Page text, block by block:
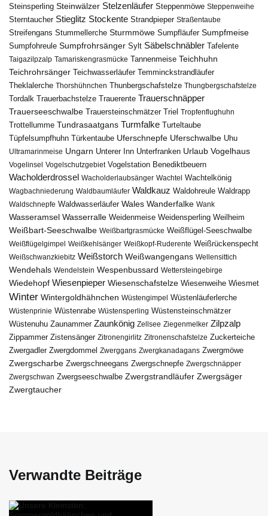
Steinsperling Steinwälzer Stelzenläufer Steppenmöwe Steppenweihe
Sterntaucher Stieglitz Stockente Strandpieper Straßentaube
Streifengans Stummellerche Sturmmöwe Sumpfläufer Sumpfmeise
Sumpfohreule Sumpfrohrsänger Sylt Säbelschnäbler Tafelente
Taigazilpzalp Tamariskengrasmücke Tannenmeise Teichhuhn
Teichrohrsänger Teichwasserläufer Temminckstrandläufer
Theklalerche Thorshühnchen Thunbergschafstelze Thungbergschafstelze
Tordalk Trauerbachstelze Trauerente Trauerschnäpper
Trauerseeschwalbe Trauersteinschmätzer Triel Tropfenflughuhn
Trottellumme Tundrasaatgans Turmfalke Turteltaube
Tüpfelsumpfhuhn
Türkentaube Uferschnepfe Uferschwalbe Uhu
Ultramarinmeise Ungarn Unterer Inn Unterfranken Urlaub Vogelhaus
Vogelinsel Vogelschutzgebiet Vogelstation Benediktbeuern
Wacholderdrossel Wacholderlaubsänger Wachtel Wachtelkönig
Wagbachniederung Waldbaumläufer Waldkauz Waldohreule Waldrapp
Waldschnepfe Waldwasserläufer Wales Wanderfalke Wank
Wasseramsel Wasserralle Weidenmeise Weidensperling Weilheim
Weißbart-Seeschwalbe Weißbartgrasmücke Weißflügel-Seeschwalbe
Weißflügelgimpel Weißkehlsänger Weißkopf-Ruderente Weißrückenspecht
Weißschwanzkiebitz Weißstorch Weißwangengans Wellensittich
Wendehals Wendelstein Wespenbussard Wettersteingebirge
Wiedehopf Wiesenpieper Wiesenschafstelze Wiesenweihe Wiesmet
Winter Wintergoldhähnchen Wüstengimpel Wüstenläuferlerche
Wüstenprinie Wüstenrabe Wüstensperling Wüstensteinschmätzer
Wüstenuhu Zaunammer Zaunkönig Zellsee Ziegenmelker Zilpzalp
Zippammer Zistensänger Zitronengirlitz Zitronenschafstelze Zuckerteiche
Zwergadler Zwergdommel Zwerggans Zwergkanadagans Zwergmöwe
Zwergscharbe Zwergschneegans Zwergschnepfe Zwergschnäpper
Zwergschwan Zwergseeschwalbe Zwergstrandläufer Zwergsäger
Zwergtaucher
Verwandte Beiträge